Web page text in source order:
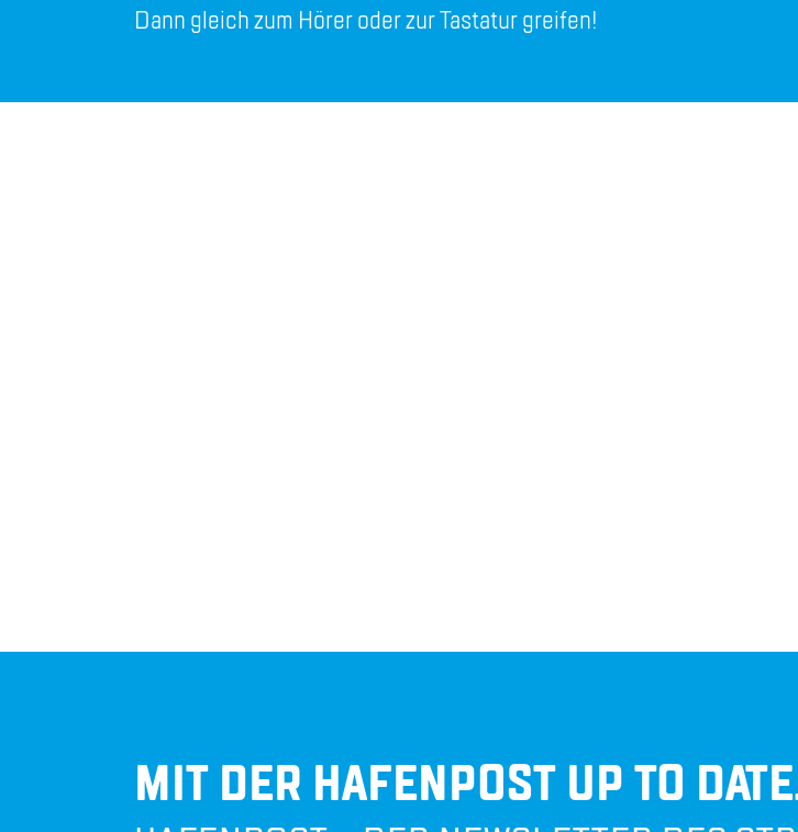
Dann gleich zum Hö­rer oder zur Tas­ta­tur grei­fen!
MIT DER HAFENPOST UP TO